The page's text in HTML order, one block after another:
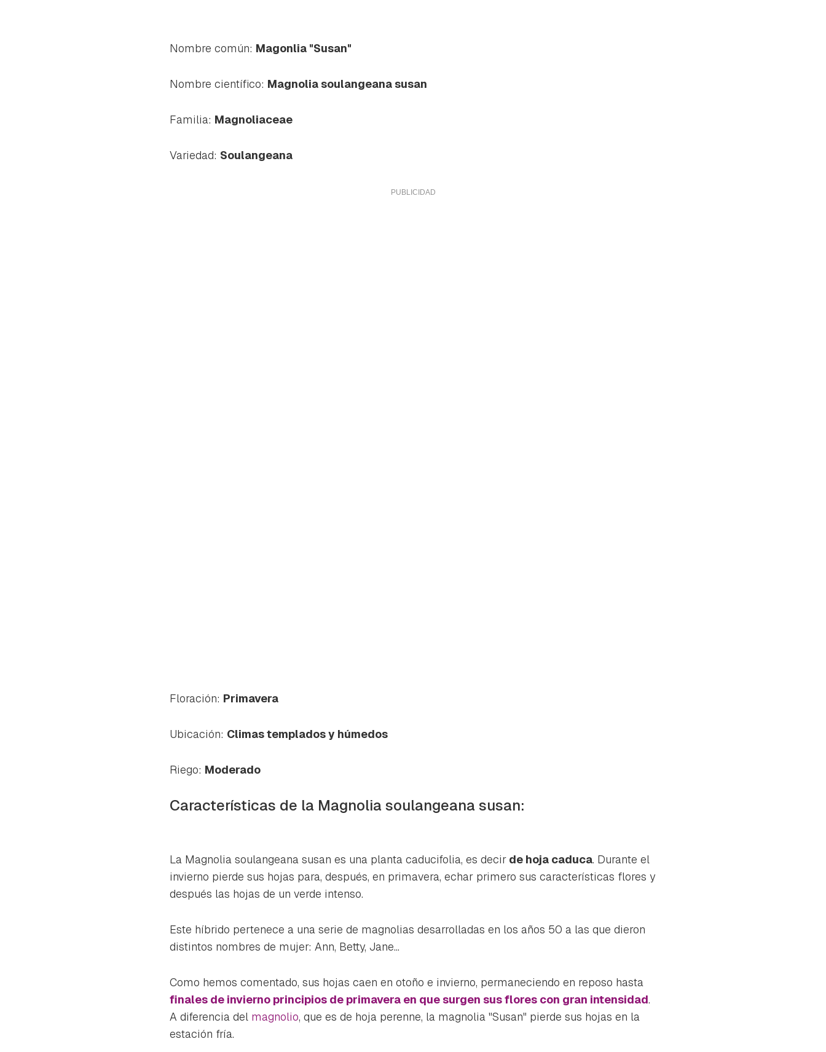
Guardar como favorito
Nombre común: Magonlia "Susan"
Nombre científico: Magnolia soulangeana susan
Familia: Magnoliaceae
Variedad: Soulangeana
Floración: Primavera
Ubicación: Climas templados y húmedos
Riego: Moderado
Características de la Magnolia soulangeana susan:
La Magnolia soulangeana susan es una planta caducifolia, es decir de hoja caduca. Durante el
invierno pierde sus hojas para, después, en primavera, echar primero sus características flores y
después las hojas de un verde intenso.
Este híbrido pertenece a una serie de magnolias desarrolladas en los años 50 a las que dieron
distintos nombres de mujer: Ann, Betty, Jane...
Como hemos comentado, sus hojas caen en otoño e invierno, permaneciendo en reposo hasta
finales de invierno principios de primavera en que surgen sus flores con gran intensidad.
A diferencia del magnolio, que es de hoja perenne, la magnolia "Susan" pierde sus hojas en la
estación fría.
Contenido enviado